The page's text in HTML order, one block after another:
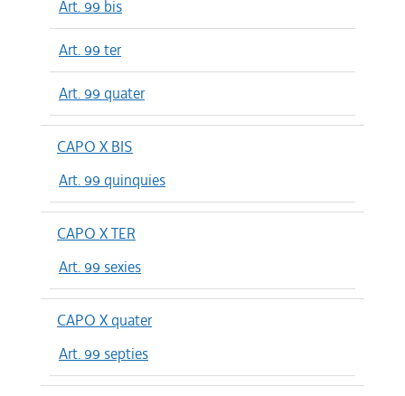
Art. 99 bis
Art. 99 ter
Art. 99 quater
CAPO X BIS
Art. 99 quinquies
CAPO X TER
Art. 99 sexies
CAPO X quater
Art. 99 septies